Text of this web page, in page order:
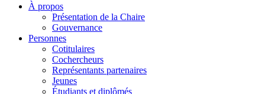
À propos
Présentation de la Chaire
Gouvernance
Personnes
Cotitulaires
Cochercheurs
Représentants partenaires
Jeunes
Étudiants et diplômés